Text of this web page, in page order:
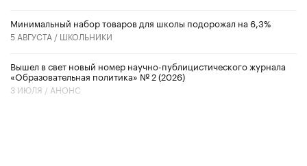
Минимальный набор товаров для школы подорожал на 6,3%
5 АВГУСТА / ШКОЛЬНИКИ
Вышел в свет новый номер научно-публицистического журнала
«Образовательная политика» № 2 (2026)
3 ИЮЛЯ / АНОНС